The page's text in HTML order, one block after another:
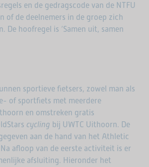
en de gedragscode van de NTFU
of de deelnemers in de groep zich
De hoofregel is ‘Samen uit, samen
sportieve fietsers, zowel man als
of sportfiets met meerdere
en omstreken gratis
cycling bij UWTC Uithoorn. De
aan de hand van het Athletic
afloop van de eerste activiteit is er
afsluiting. Hieronder het